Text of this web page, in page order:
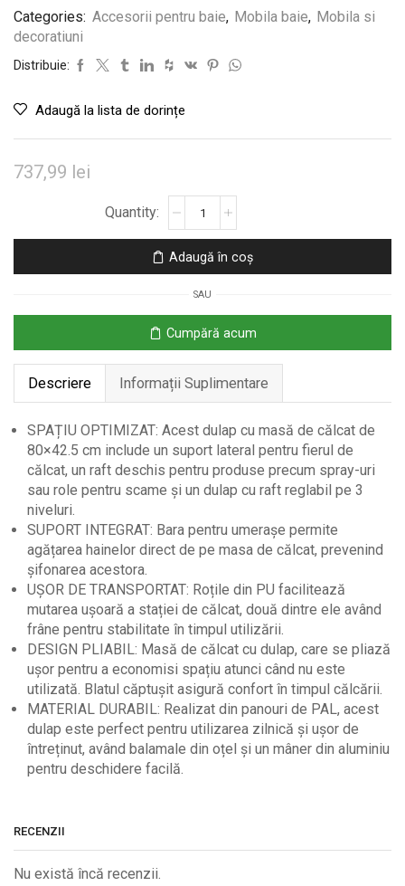
Categories: Accesorii pentru baie, Mobila baie, Mobila si
decoratiuni
Distribuie:
Adaugă la lista de dorințe
737,99 lei
cu
Masă
Călcat
–
3
Rafturi
&
Suport
pentru
Rufe
Adaugă în coș
SAU
Cumpără acum
Descriere Informații Suplimentare
SPAȚIU OPTIMIZAT: Acest dulap cu masă de călcat de
80×42.5 cm include un suport lateral pentru fierul de
călcat, un raft deschis pentru produse precum spray-uri
sau role pentru scame și un dulap cu raft reglabil pe 3
niveluri.
SUPORT INTEGRAT: Bara pentru umerașe permite
agățarea hainelor direct de pe masa de călcat, prevenind
șifonarea acestora.
UȘOR DE TRANSPORTAT: Roțile din PU facilitează
mutarea ușoară a stației de călcat, două dintre ele având
frâne pentru stabilitate în timpul utilizării.
DESIGN PLIABIL: Masă de călcat cu dulap, care se pliază
ușor pentru a economisi spațiu atunci când nu este
utilizată. Blatul căptușit asigură confort în timpul călcării.
MATERIAL DURABIL: Realizat din panouri de PAL, acest
dulap este perfect pentru utilizarea zilnică și ușor de
întreținut, având balamale din oțel și un mâner din aluminiu
pentru deschidere facilă.
RECENZII
Nu există încă recenzii.